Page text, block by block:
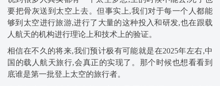
要把骨灰送到太空上去。但事实上,我们对于每一个人都能
够到太空进行旅游,进行了大量的这种投入和研发,也在跟载
人航天的机构进行理论上和技术上的验证。
相信在不久的将来,我们预计极有可能就是在2025年左右,中
国的载人航天旅行,会真正的实现了。那个时候也想看看到
底谁是第一批登上太空的旅行者。